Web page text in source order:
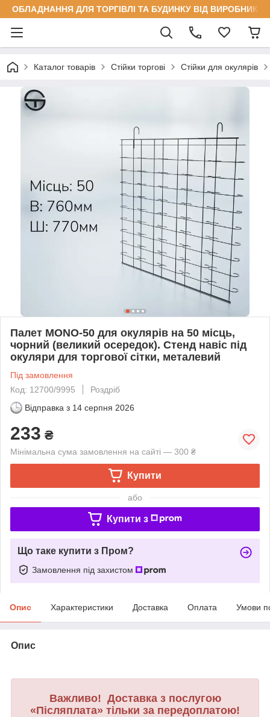
ОБЛАДНАННЯ ДЛЯ ТОРГІВЛІ ТА БУДИНКУ ВІД ВИРОБНИКА
Каталог товарів Стійки торгові Стійки для окулярів
Палет MONO-50 для окулярів на 50 місць,
чорний (великий осередок). Стенд навіс під
окуляри для торгової сітки, металевий
Під замовлення
Код: 12700/9995
Роздріб
Відправка з 14 серпня 2026
233 ₴
Мінімальна сума замовлення на сайті — 300 ₴
Купити
або
Купити з
Що таке купити з Пром?
Замовлення під захистом
Опис Характеристики Доставка Оплата Умови
Опис
Важливо! Доставка з послугою
«Післяплата» тільки за передоплатою!